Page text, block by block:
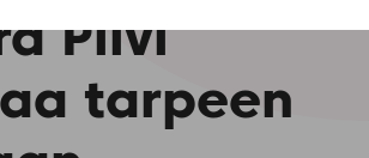
Pilvi
tarpeen